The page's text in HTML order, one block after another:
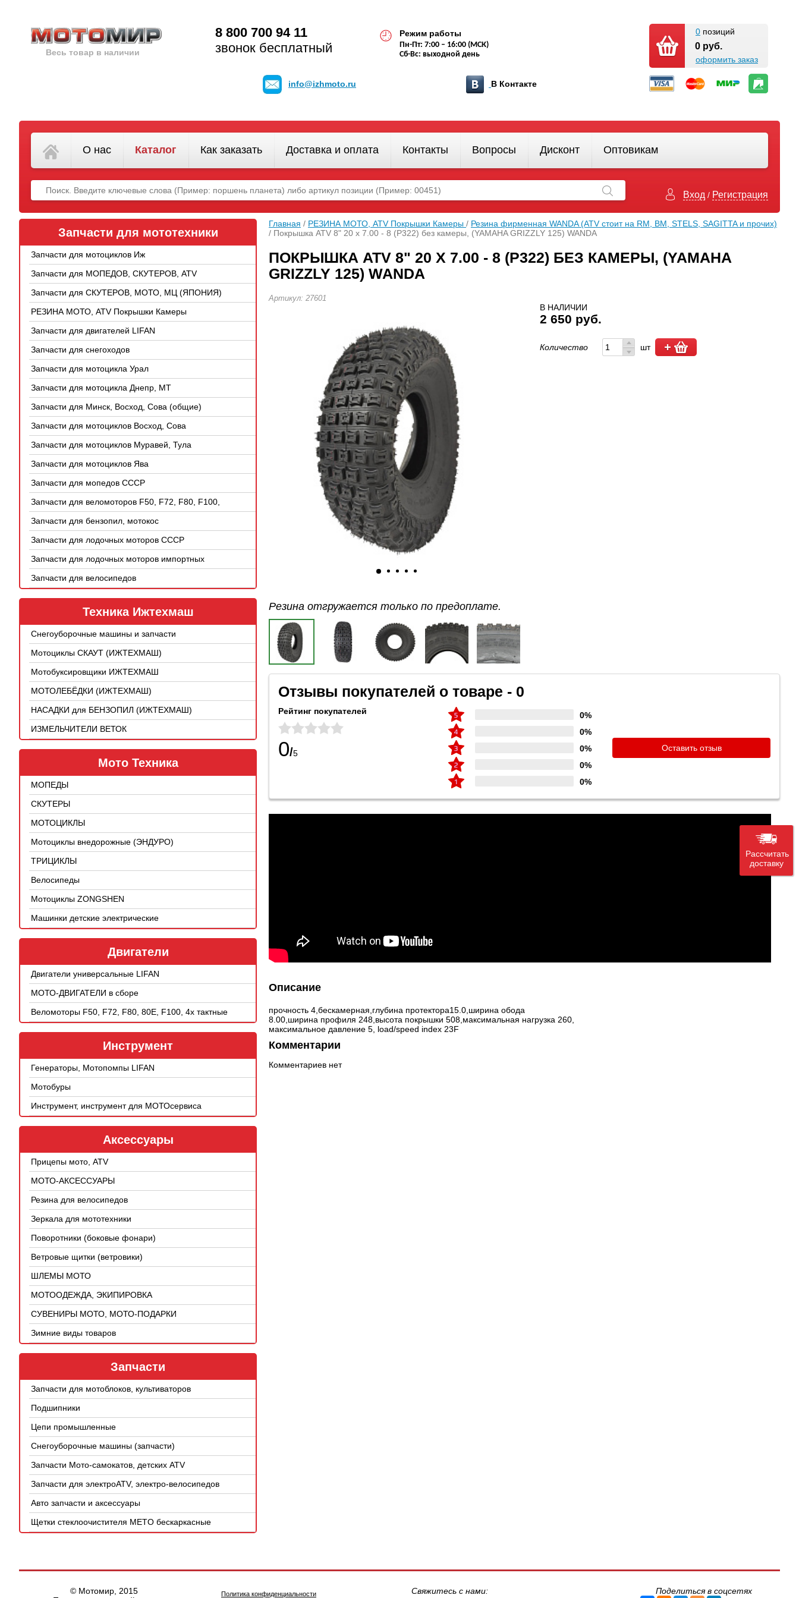
Весь товар в наличии
8 800 700 94 11
звонок бесплатный
Режим работы
Пн-Пт: 7:00 – 16:00 (МСК)
Сб-Вс: выходной день
0 позиций
0 руб.
оформить заказ
info@izhmoto.ru В Контакте
О нас Каталог Как заказать Доставка и оплата Контакты Вопросы Дисконт Оптовикам
Вход / Регистрация
Запчасти для мототехники
Запчасти для мотоциклов Иж
Запчасти для МОПЕДОВ, СКУТЕРОВ, ATV
(КИТАЙ)
Запчасти для СКУТЕРОВ, МОТО, МЦ (ЯПОНИЯ)
РЕЗИНА МОТО, ATV Покрышки Камеры
Запчасти для двигателей LIFAN
Запчасти для снегоходов
Запчасти для мотоцикла Урал
Запчасти для мотоцикла Днепр, МТ
Запчасти для Минск, Восход, Сова (общие)
Запчасти для мотоциклов Восход, Сова
Запчасти для мотоциклов Муравей, Тула
Запчасти для мотоциклов Ява
Запчасти для мопедов СССР
Запчасти для веломоторов F50, F72, F80, F100,
4Т
Запчасти для бензопил, мотокос
Запчасти для лодочных моторов СССР
Запчасти для лодочных моторов импортных
Запчасти для велосипедов
Техника Ижтехмаш
Снегоуборочные машины и запчасти
Мотоциклы СКАУТ (ИЖТЕХМАШ)
Мотобуксировщики ИЖТЕХМАШ
МОТОЛЕБЁДКИ (ИЖТЕХМАШ)
НАСАДКИ для БЕНЗОПИЛ (ИЖТЕХМАШ)
ИЗМЕЛЬЧИТЕЛИ ВЕТОК
Мото Техника
МОПЕДЫ
СКУТЕРЫ
МОТОЦИКЛЫ
Мотоциклы внедорожные (ЭНДУРО)
ТРИЦИКЛЫ
Велосипеды
Мотоциклы ZONGSHEN
Машинки детские электрические
Двигатели
Двигатели универсальные LIFAN
МОТО-ДВИГАТЕЛИ в сборе
Веломоторы F50, F72, F80, 80E, F100, 4х тактные
Инструмент
Генераторы, Мотопомпы LIFAN
Мотобуры
Инструмент, инструмент для МОТОсервиса
Аксессуары
Прицепы мото, ATV
МОТО-АКСЕССУАРЫ
Резина для велосипедов
Зеркала для мототехники
Поворотники (боковые фонари)
Ветровые щитки (ветровики)
ШЛЕМЫ МОТО
МОТООДЕЖДА, ЭКИПИРОВКА
СУВЕНИРЫ МОТО, МОТО-ПОДАРКИ
Зимние виды товаров
Запчасти
Запчасти для мотоблоков, культиваторов
Подшипники
Цепи промышленные
Снегоуборочные машины (запчасти)
Запчасти Мото-самокатов, детских ATV
Запчасти для электроATV, электро-велосипедов
Авто запчасти и аксессуары
Щетки стеклоочистителя METO бескаркасные
Главная / РЕЗИНА МОТО, ATV Покрышки Камеры / Резина фирменная WANDA (АТV стоит на RM, BM, STELS, SAGITTA и прочих)
/ Покрышка ATV 8" 20 х 7.00 - 8 (Р322) без камеры, (YAMAHA GRIZZLY 125) WANDA
ПОКРЫШКА ATV 8" 20 Х 7.00 - 8 (Р322) БЕЗ КАМЕРЫ, (YAMAHA
GRIZZLY 125) WANDA
Артикул: 27601
В НАЛИЧИИ
2 650 руб.
Количество шт
Резина отгружается только по предоплате.
Отзывы покупателей о товаре - 0
Рейтинг покупателей
0/5
0%
0%
0%
0%
0%
Оставить отзыв
Описание
прочность 4,бескамерная,глубина протектора15.0,ширина обода
8.00,ширина профиля 248,высота покрышки 508,максимальная нагрузка 260,
максимальное давление 5, load/speed index 23F
Комментарии
Комментариев нет
© Мотомир, 2015
Политика конфиденциальности Свяжитесь с нами: Поделиться в соцсетях
Рассчитать
доставку